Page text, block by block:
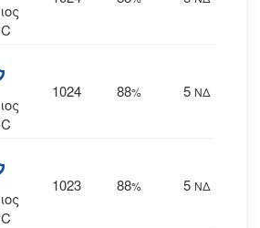
1024 88% 5 ΝΔ
1023 88% 5 ΝΔ